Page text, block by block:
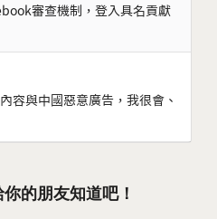
審查機制，登入具名貢獻
容與中國惡意廣告，我很會、
的朋友知道吧！